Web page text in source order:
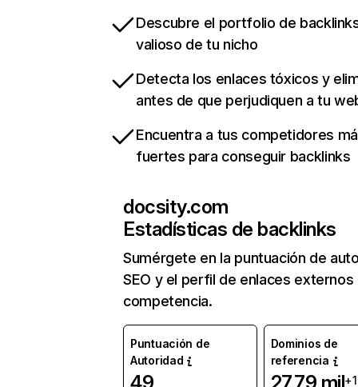
Descubre el portfolio de
valioso de tu nicho
Detecta los enlaces tóxicos y
antes de que perjudiquen a tu
Encuentra a tus competidores
fuertes para conseguir backlinks
docsity.com
Estadísticas de backlinks
Sumérgete en la puntuación de
SEO y el perfil de enlaces externos
competencia.
Puntuación de
Autoridad
Dominios de
referencia